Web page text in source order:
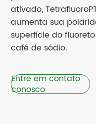
ativado,
aumenta sua
superfície do
café de sódio.
Entre em contato
conosco